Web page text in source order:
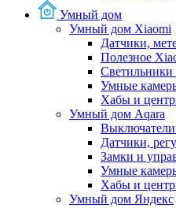
Умный дом
Умный дом Xiaomi
Датчики,
Полезное
Умные
Хабы и
Умный дом Aqara
Датчики,
Замки и
Умные
Хабы и
Умный дом Яндекс